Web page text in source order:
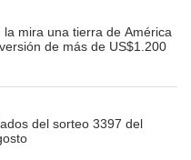
la mira una tierra de América
de más de US$1.200
del sorteo 3397 del